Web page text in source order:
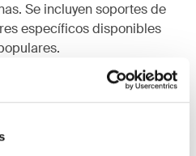
Se incluyen soportes de
específicos disponibles
HideAway